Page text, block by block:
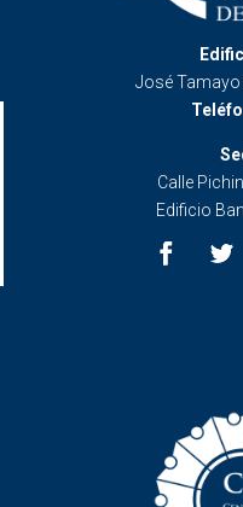
José Tamayo
Calle
Edificio